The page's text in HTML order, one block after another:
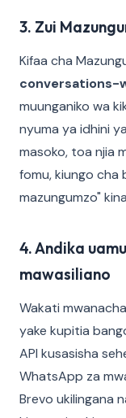
3. Zui
Kifaa cha
conversations-
muunganiko wa
nyuma ya idhini
masoko, toa njia
fomu, kiungo cha
mazungumzo"
4. Andika
mawasiliano
Wakati
yake kupitia
API kusasisha
WhatsApp za
Brevo ukilingana